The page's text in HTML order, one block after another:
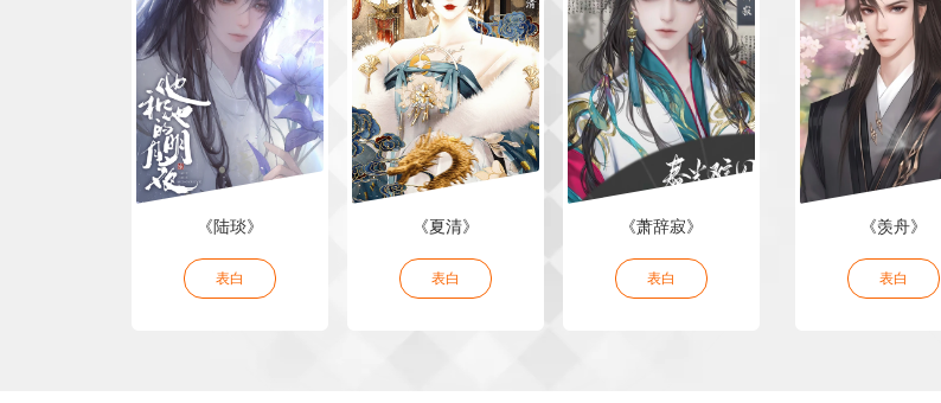
茶，到清察司万民福祉，你步步登高，睥睨京城。 可万丈红尘走过，你最终所求，
不过是回到那座点满温暖灯火的城西茶楼…… ————————————————
※交流群※ 2157057246，入群福利含1w铜钱，另不定时掉落节日红包和各种福利~送
花满18朵（不含野），评论留Q后四位即可入群！
———————————————— #声明# 本人自愿遵守《全民网络文明条约》，
争做网络文明使者，自觉抵制不良信息，维护网络清朗空间。
———————————————— ✌️素材版权展示✌️ 橙娘素材铺购买：哩哩不摸
鱼、拂北北、浮玉玉、橙光官方素材店、玉梨梨子、果冻_猫、啊颜颜AyAn、嫣子
吖、小理呀、西合、七年一夏i、今日阳光正好、温柔的大旗丶、 个人购买版权：
UI：玉米0122 字效：枕琴听雨-落雪空欢 标题：浮生若梦-柏肆 立绘：十里长欢-南
阁-花葵、减千行，者者居-依月一，定风波-慕暖，浮生若梦-雾篱、小草帽，青衫隐-
银，画夜-半点雾，买鸭买-姜甜酒， 空镜：十里长欢-京叙、山野、三微、小鸭、许
楸兮、叶落，画夜-五月流火、半点雾，忘川阁-徒徒，玛卡巴卡， 表白卡：十里长
《陆琰》
表白
《夏清》
表白
《萧辞寂》
表白
《羡舟》
表白